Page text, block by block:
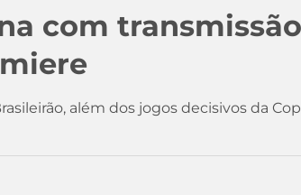
com
além dos jogos decisivos da